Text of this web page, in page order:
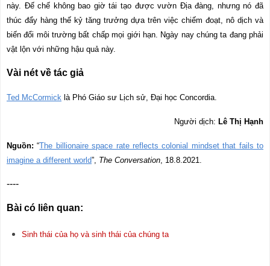
này. Đế chế không bao giờ tái tạo được vườn Địa đàng, nhưng nó đã
thúc đẩy hàng thế kỷ tăng trưởng dựa trên việc chiếm đoạt, nô dịch và
biến đổi môi trường bất chấp mọi giới hạn. Ngày nay chúng ta đang phải
vật lộn với những hậu quả này.
Vài nét về tác giả
Ted McCormick là Phó Giáo sư Lịch sử, Đại học Concordia.
Người dịch: Lê Thị Hạnh
Nguồn: “The billionaire space rate reflects colonial mindset that fails to
imagine a different world”, The Conversation , 18.8.2021.
----
Bài có liên quan:
Sinh thái của họ và sinh thái của chúng ta